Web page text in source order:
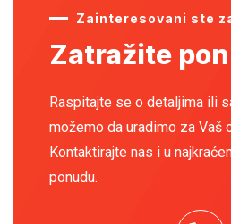
Zainteresovani ste
Zatražite
Raspitajte se o detaljima ili
možemo da uradimo za Vaš
Kontaktirajte nas i u
ponudu.